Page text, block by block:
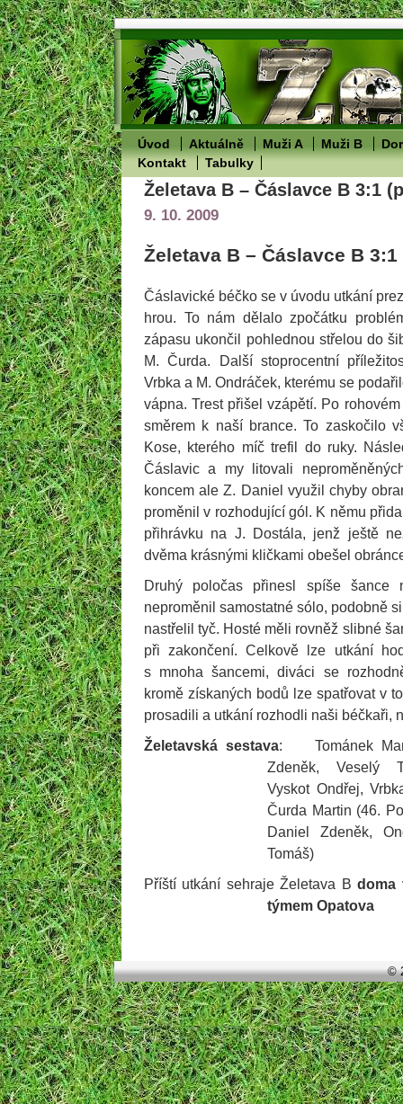
Úvod Aktuálně Muži A Muži B
Kontakt
Tabulky
Želetava B – Čáslavce B 3:1
9. 10. 2009
Želetava B – Čáslavce B
Čáslavické béčko se v úvodu utkání
hrou. To nám dělalo zpočátku
zápasu ukončil pohlednou střelou do
M. Čurda. Další stoprocentní
Vrbka a M. Ondráček, kterému se
vápna. Trest přišel vzápětí. Po
směrem k naší brance. To zaskočilo
Kose, kterého míč trefil do ruky.
Čáslavic a my litovali
koncem ale Z. Daniel využil chyby
proměnil v rozhodující gól. K němu
přihrávku na J. Dostála, jenž ještě
dvěma krásnými kličkami obešel
Druhý poločas přinesl spíše šance
neproměnil samostatné sólo, podobně
nastřelil tyč. Hosté měli rovněž slibné
při zakončení. Celkově lze utkání
s mnoha šancemi, diváci se
kromě získaných bodů lze spatřovat v
prosadili a utkání rozhodli naši béčkaři,
Želetavská sestava:
Tománek
Zdeněk, Veselý
Vyskot Ondřej,
Čurda Martin (46.
Daniel Zdeněk,
Tomáš)
Příští utkání sehraje Želetava Bdoma
týmem Opatova
©